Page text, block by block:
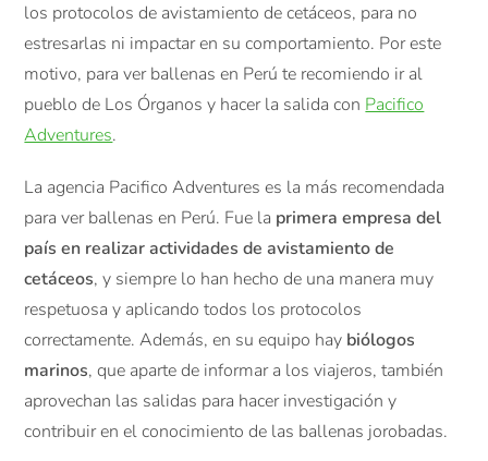
los protocolos de avistamiento de cetáceos, para no
estresarlas ni impactar en su comportamiento. Por este
motivo, para ver ballenas en Perú te recomiendo ir al
pueblo de Los Órganos y hacer la salida con Pacifico
Adventures.
La agencia Pacifico Adventures es la más recomendada
para ver ballenas en Perú. Fue la primera empresa del
país en realizar actividades de avistamiento de
cetáceos, y siempre lo han hecho de una manera muy
respetuosa y aplicando todos los protocolos
correctamente. Además, en su equipo hay biólogos
marinos, que aparte de informar a los viajeros, también
aprovechan las salidas para hacer investigación y
contribuir en el conocimiento de las ballenas jorobadas.